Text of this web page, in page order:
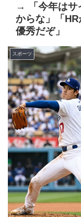
事態に
▶ 外国人「初めて
何？」
▶ フランス人「な
ァー！ランスが
上！現地サポの
▶ 韓国人「手術中
スタッフたちの
た」「こういう
なら日本だけで
動したはずだ」
外国人「ドイツ
が上なの？」
▶ 【MLB】菅野智
ど実際はどう思
が神がかってい
→ 「今年はサ
からな」「
優秀だぞ」
スポーツ